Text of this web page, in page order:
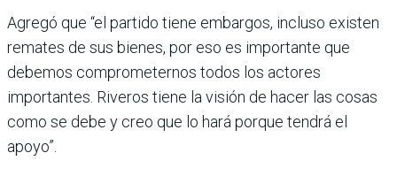
Agregó que “el partido tiene embargos, incluso existen
remates de sus bienes, por eso es importante que
debemos comprometernos todos los actores
importantes. Riveros tiene la visión de hacer las cosas
como se debe y creo que lo hará porque tendrá el
apoyo”.